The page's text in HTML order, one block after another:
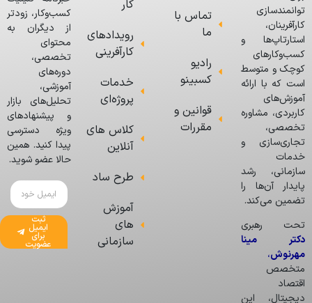
توانمندسازی
کارآفرینان،
استارتاپ‌ها و
کسب‌وکارهای
کوچک و متوسط
است که با ارائه
آموزش‌های
کاربردی، مشاوره
تخصصی،
تجاری‌سازی و
خدمات
سازمانی، رشد
پایدار آن‌ها را
تضمین می‌کند.
تحت رهبری
دکتر مینا
مهرنوش،
متخصص
اقتصاد
دیجیتال، این
تماس با
ما
رادیو
کسبینو
قوانین و
مقررات
کار
رویدادهای
کارآفرینی
خدمات
پروژه‌ای
کلاس های
آنلاین
طرح ساد
آموزش
های
سازمانی
کسب‌وکار، زودتر
از دیگران به
محتوای
تخصصی،
دوره‌های
آموزشی،
تحلیل‌های بازار
و پیشنهادهای
ویژه دسترسی
پیدا کنید. همین
حالا عضو شوید.
ثبت
ایمیل
برای
عضویت